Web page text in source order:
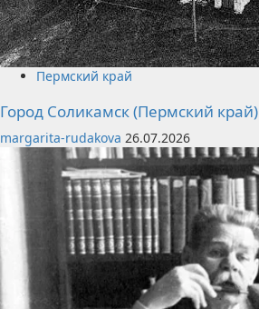
Пермский край
Город Соликамск (Пермский край)
margarita-rudakova 26.07.2026